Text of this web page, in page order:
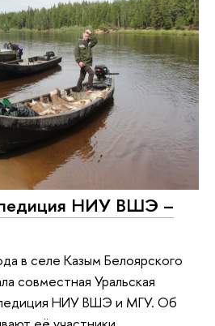
НИУ ВШЭ –
в селе Казым Белоярского
совместная Уральская
НИУ ВШЭ и МГУ. Об